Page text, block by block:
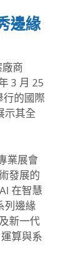
邊緣
商
3 月 25
行的國際
示其全
業展會
發展的
在智慧
列邊緣
新一代
算與系